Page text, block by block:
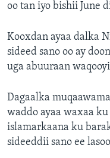
oo tan iyo bishii June
Kooxdan ayaa dalka
sideed sano oo ay
uga abuuraan
Dagaalka
waddo ayaa waxaa
islamarkaana ku
sideeddii sano ee